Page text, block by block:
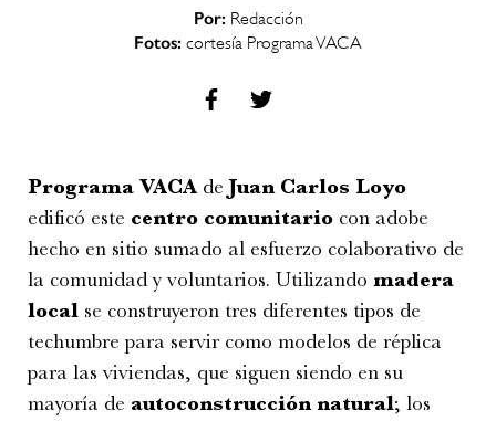
Por: Redacción
Fotos: cortesía Programa VACA
Programa VACA de Juan Carlos Loyo
edificó este centro comunitario con adobe
hecho en sitio sumado al esfuerzo colaborativo de
la comunidad y voluntarios. Utilizando madera
local se construyeron tres diferentes tipos de
techumbre para servir como modelos de réplica
para las viviendas, que siguen siendo en su
mayoría de autoconstrucción natural; los